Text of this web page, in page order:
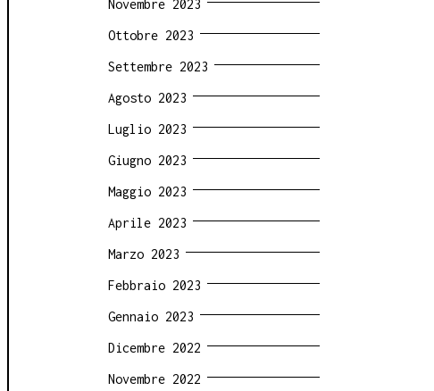
Novembre 2023
Ottobre 2023
Settembre 2023
Agosto 2023
Luglio 2023
Giugno 2023
Maggio 2023
Aprile 2023
Marzo 2023
Febbraio 2023
Gennaio 2023
Dicembre 2022
Novembre 2022